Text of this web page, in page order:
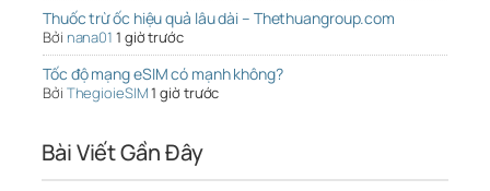
Thuốc trừ ốc hiệu quả lâu dài – Thethuangroup.com
Bởi nana01 1 giờ trước
Tốc độ mạng eSIM có mạnh không?
Bởi ThegioieSIM1 giờ trước
Bài Viết Gần Đây